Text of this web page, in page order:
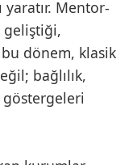
yaratır. Mentor-
geliştiği,
dönem, klasik
bağlılık,